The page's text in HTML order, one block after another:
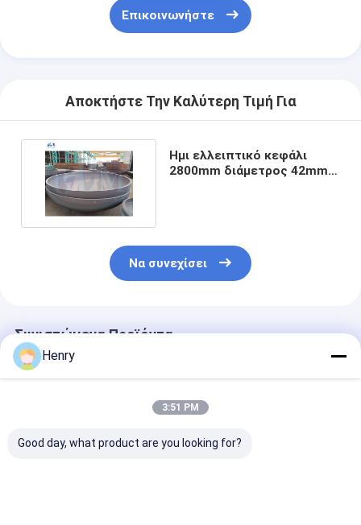
Επικοινωνήστε
Αποκτήστε Την Καλύτερη Τιμή Για
Ημι ελλειπτικό κεφάλι
2800mm διάμετρος 42mm
Να συνεχίσει
Συνιστώμενα Προϊόντα
Henry
3:51 PM
Good day, what product are you looking for?